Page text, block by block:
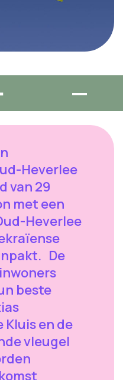
Heverlee
van 29
met een
Heverlee
De
beste
Kluis en de
vleugel